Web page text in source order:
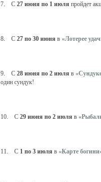
7. С 27 июня по 1 июля пройдет
8. С 27 по 30 июня в «Лотерее
9. С 28 июня по 2 июля в
один сундук!
10. С 29 июня по 2 июля в
11. С 1 по 3 июля в «Карте